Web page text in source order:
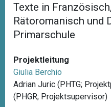
Texte in
Rätoromanisch und
Primarschule
Projektleitung
Giulia Berchio
Adrian Juric (PHTG;
(PHGR; Projektsupervisor)